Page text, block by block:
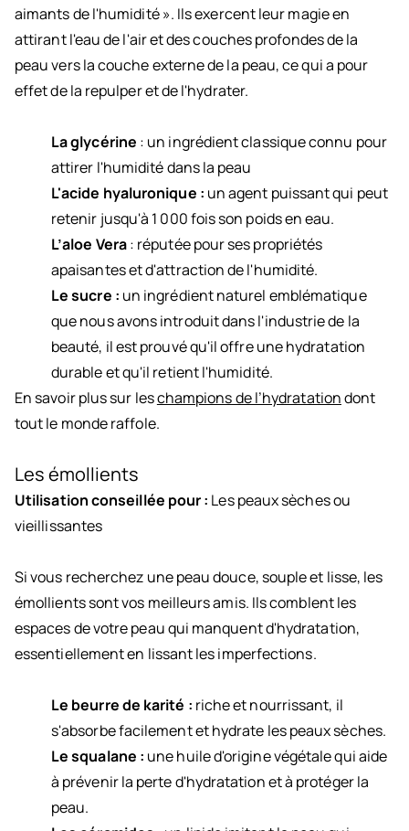
aimants de l'humidité ». Ils exercent leur magie en
attirant l'eau de l'air et des couches profondes de la
peau vers la couche externe de la peau, ce qui a pour
effet de la repulper et de l'hydrater.
La glycérine : un ingrédient classique connu pour
attirer l'humidité dans la peau
L'acide hyaluronique : un agent puissant qui peut
retenir jusqu'à 1 000 fois son poids en eau.
L’aloe Vera: réputée pour ses propriétés
apaisantes et d'attraction de l'humidité.
Le sucre : un ingrédient naturel emblématique
que nous avons introduit dans l'industrie de la
beauté, il est prouvé qu'il offre une hydratation
durable et qu'il retient l'humidité.
En savoir plus sur leschampions de l’hydratationdont
tout le monde raffole.
Les émollients
Utilisation conseillée pour : Les peaux sèches ou
vieillissantes
Si vous recherchez une peau douce, souple et lisse, les
émollients sont vos meilleurs amis. Ils comblent les
espaces de votre peau qui manquent d'hydratation,
essentiellement en lissant les imperfections.
Le beurre de karité : riche et nourrissant, il
s'absorbe facilement et hydrate les peaux sèches.
Le squalane : une huile d'origine végétale qui aide
à prévenir la perte d'hydratation et à protéger la
peau.